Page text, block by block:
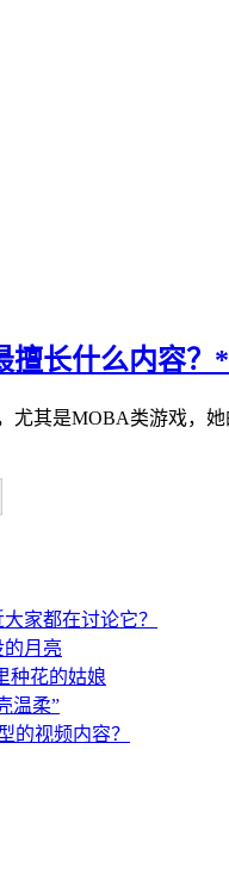
擅长什么内容
尤其是MOBA类游戏，
家都在讨论它？
月亮
种花的姑娘
温柔”
的视频内容？